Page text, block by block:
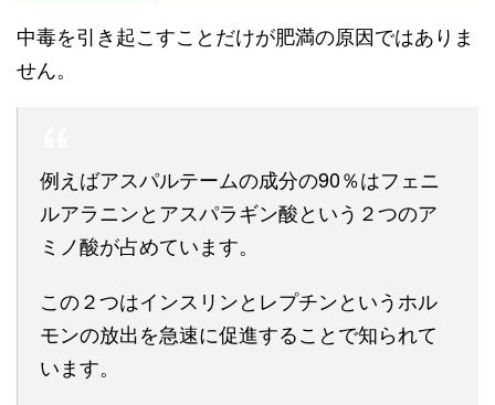
中毒を引き起こすことだけが肥満の原因ではありま
せん。
例えばアスパルテームの成分の90％はフェニ
ルアラニンとアスパラギン酸という２つのア
ミノ酸が占めています。
この２つはインスリンとレプチンというホル
モンの放出を急速に促進することで知られて
います。